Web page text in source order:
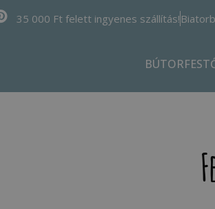
35 000 Ft felett ingyenes szállítás!